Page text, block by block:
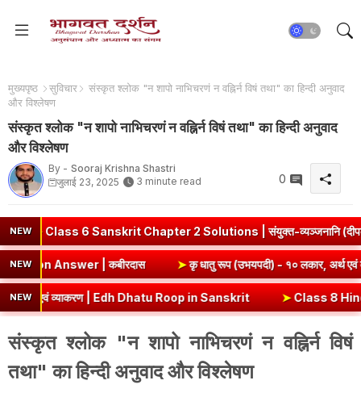
मुख्यपृष्ठ सुविचार
संस्कृत श्लोक "न शापो नाभिचरणं न वह्निर्न विषं तथा" का हिन्दी अनुवाद
और विश्लेषण
संस्कृत श्लोक "न शापो नाभिचरणं न वह्निर्न विषं तथा" का हिन्दी अनुवाद
और विश्लेषण
By - Sooraj Krishna Shastri
जुलाई 23, 2025
3 minute read 0
NEW
6 Sanskrit Chapter 2 Solutions | संयुक्त-व्यञ्जनानि (दीपकम) |
NEW& Question Answer | कबीरदास ➤कृ धातु रूप (उभयपदी) - १०
NEW
व्याकरण | Edh Dhatu Roop in Sanskrit ➤Class 8 Hindi Malhar
संस्कृत श्लोक "न शापो नाभिचरणं न वह्निर्न विषं
तथा" का हिन्दी अनुवाद और विश्लेषण